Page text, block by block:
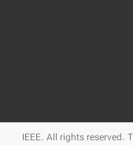
. All rights reserved.